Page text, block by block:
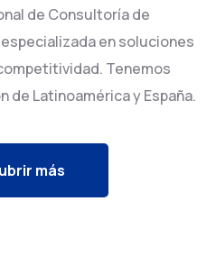
de Consultoría de
en soluciones
Tenemos
de Latinoamérica y España.
más